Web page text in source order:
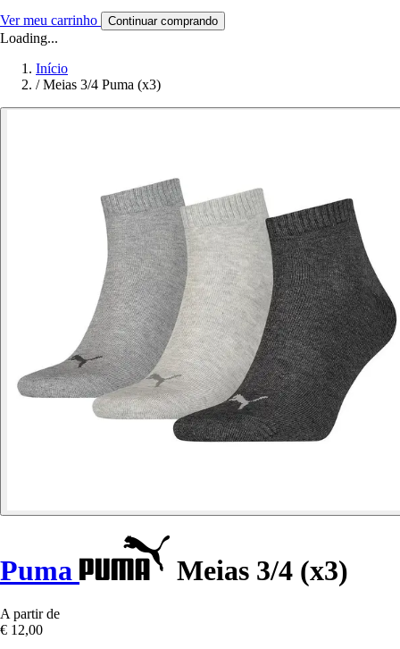
Ver meu carrinho Continuar comprando
Loading...
Início
/ Meias 3/4 Puma (x3)
Puma Meias 3/4 (x3)
A partir de
€ 12,00